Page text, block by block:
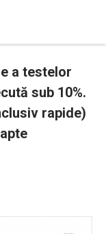
a testelor
sub 10%.
rapide)